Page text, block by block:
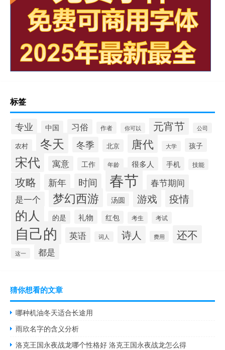
标签
专业 中国 习俗 作者 你可以 元宵节 公司
农村 冬天 冬季 北京 唐代 大学 孩子
宋代 寓意 工作 年龄 很多人 手机 技能
攻略 新年 时间 春节 春节期间
是一个 梦幻西游 汤圆 游戏 疫情
的人 的是 礼物 红包 考生 考试
自己的 英语 词人 诗人 费用 还不
这一 都是
猜你想看的文章
哪种机油冬天适合长途用
雨欣名字的含义分析
洛克王国永夜战龙哪个性格好 洛克王国永夜战龙怎么得